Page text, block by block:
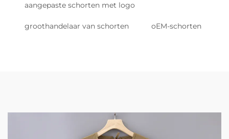
aangepaste schorten met logo
groothandelaar van schorten oEM-schorten